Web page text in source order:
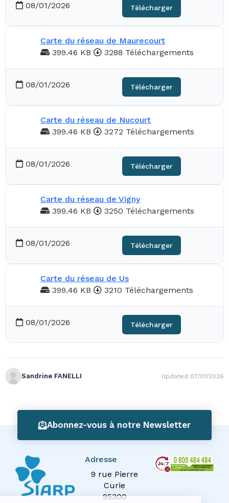
08/01/2026 Télécharger
Carte du réseau de Maurecourt
399.46 KB
3288 Téléchargements
08/01/2026 Télécharger
Carte du réseau de Nucourt
399.46 KB
3272 Téléchargements
08/01/2026 Télécharger
Carte du réseau de Vigny
399.46 KB
3250 Téléchargements
08/01/2026 Télécharger
Carte du réseau de Us
399.46 KB
3210 Téléchargements
08/01/2026 Télécharger
Sandrine FANELLI Updated 07/01/2026
Abonnez-vous à notre Newsletter
Adresse
9 rue Pierre
Curie
95300